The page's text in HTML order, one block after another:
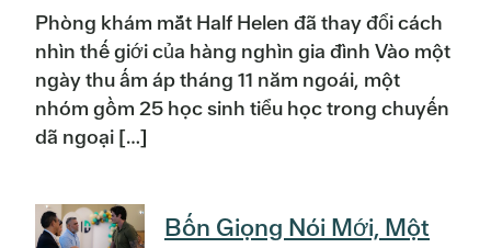
Phòng khám mắt Half Helen đã thay đổi cách
nhìn thế giới của hàng nghìn gia đình Vào một
ngày thu ấm áp tháng 11 năm ngoái, một
nhóm gồm 25 học sinh tiểu học trong chuyến
dã ngoại […]
Bốn Giọng Nói Mới, Một